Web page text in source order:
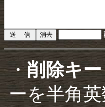
・削除キー
ーを半角